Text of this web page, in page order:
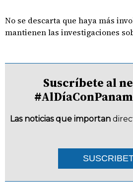
No se descarta que haya más
mantienen las investigaciones
Suscríbete al
Las noticias que importan